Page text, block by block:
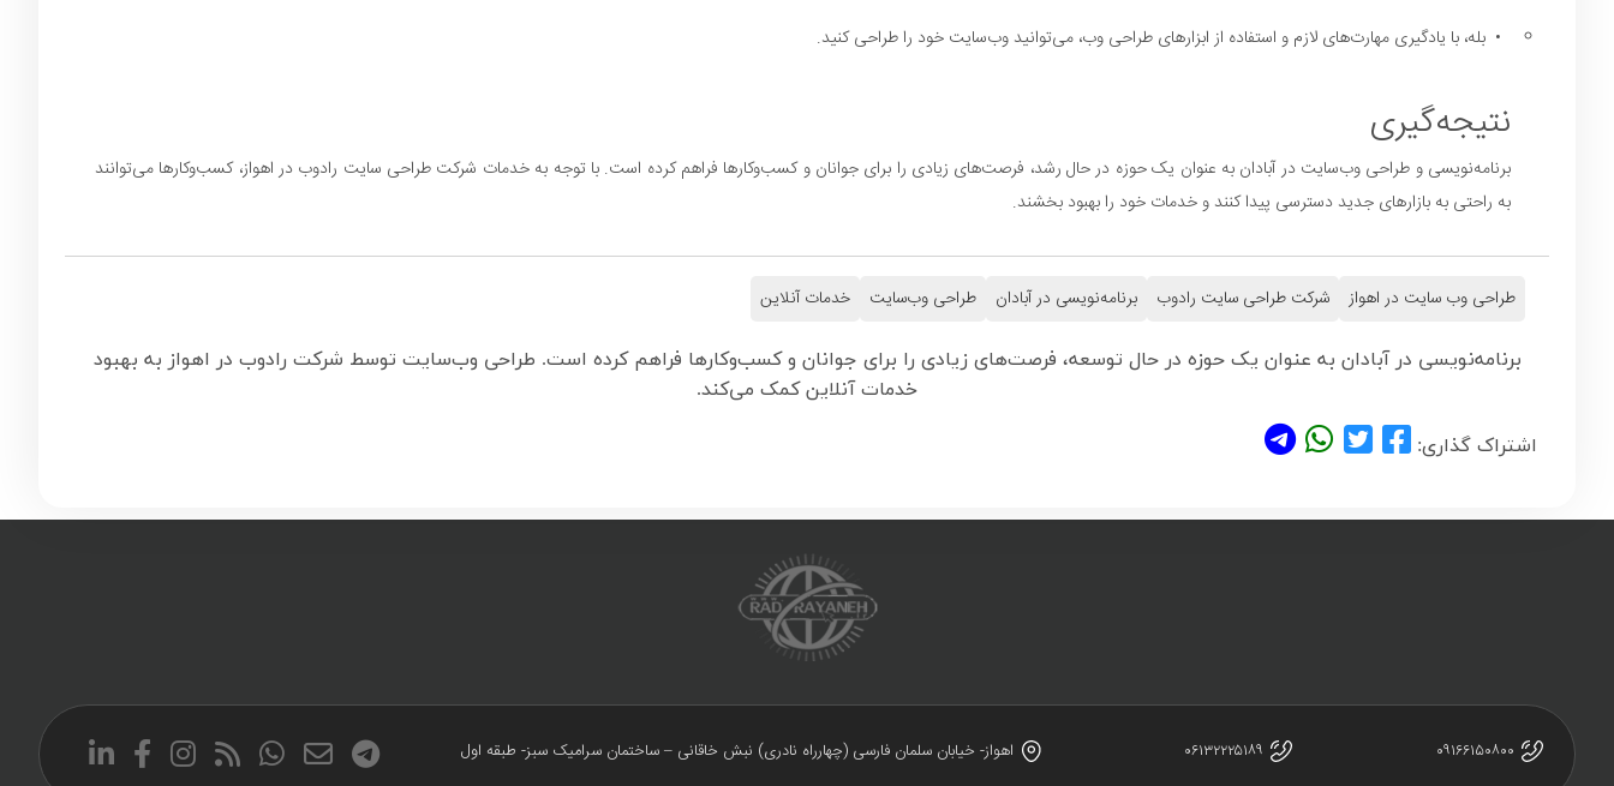
• بله، با یادگیری مهارت‌های لازم و استفاده از ابزارهای طراحی وب، می‌توانید وب‌سایت خود را طراحی کنید.
نتیجه‌گیری
برنامه‌نویسی و طراحی وب‌سایت در آبادان به عنوان یک حوزه در حال رشد، فرصت‌های زیادی را برای جوانان و کسب‌وکارها فراهم کرده است. با توجه به خدمات شرکت طراحی سایت رادوب در اهواز، کسب‌وکارها می‌توانند
به راحتی به بازارهای جدید دسترسی پیدا کنند و خدمات خود را بهبود بخشند.
طراحی وب سایت در اهواز شرکت طراحی سایت رادوب برنامه‌نویسی در آبادان طراحی وب‌سایت خدمات آنلاین
برنامه‌نویسی در آبادان به عنوان یک حوزه در حال توسعه، فرصت‌های زیادی را برای جوانان و کسب‌وکارها فراهم کرده است. طراحی وب‌سایت توسط شرکت رادوب در اهواز به بهبود
خدمات آنلاین کمک می‌کند.
اشتراک گذاری:
۰۹۱۶۶۱۵۰۸۰۰ ۰۶۱۳۲۲۲۵۱۸۹ اهواز- خیابان سلمان فارسی (چهارراه نادری) نبش خاقانی – ساختمان سرامیک سبز- طبقه اول